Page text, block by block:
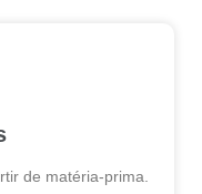
de matéria-prima.